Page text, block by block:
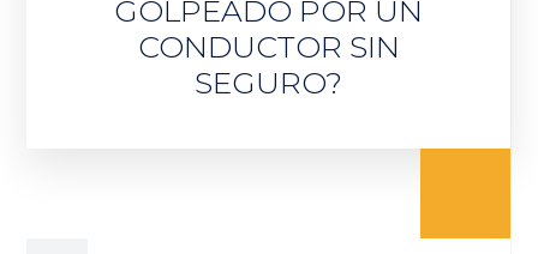
GOLPEADO POR UN
CONDUCTOR SIN
SEGURO?